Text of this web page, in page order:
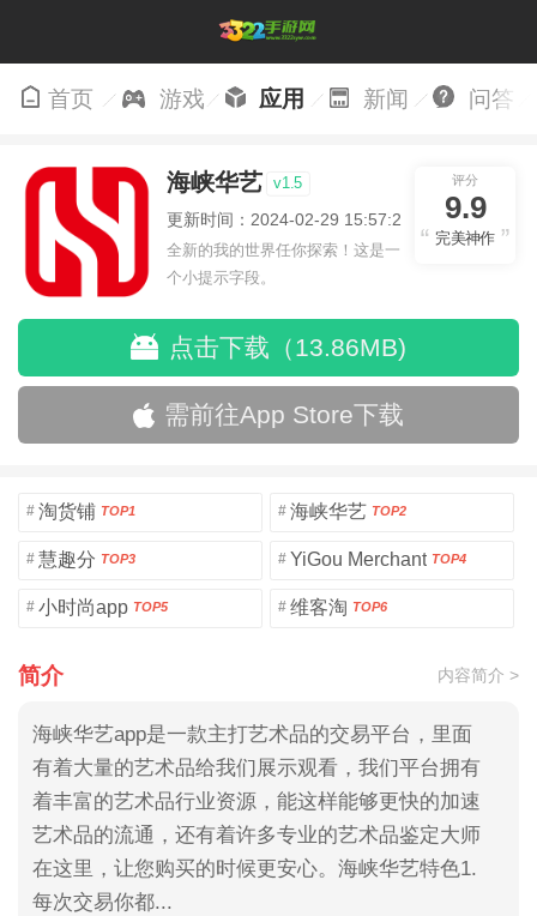
首页 游戏 应用 新闻 问答
海峡华艺 v1.5
更新时间：2024-02-29 15:57:21
全新的我的世界任你探索！这是一
个小提示字段。
评分
9.9
完美神作
点击下载（13.86MB)
需前往App Store下载
# 淘货铺 TOP1 # 海峡华艺 TOP2
# 慧趣分 TOP3 # YiGou Merchant TOP4
# 小时尚app TOP5 # 维客淘 TOP6
简介 内容简介 >
海峡华艺app是一款主打艺术品的交易平台，里面
有着大量的艺术品给我们展示观看，我们平台拥有
着丰富的艺术品行业资源，能这样能够更快的加速
艺术品的流通，还有着许多专业的艺术品鉴定大师
在这里，让您购买的时候更安心。海峡华艺特色1.
每次交易你都...